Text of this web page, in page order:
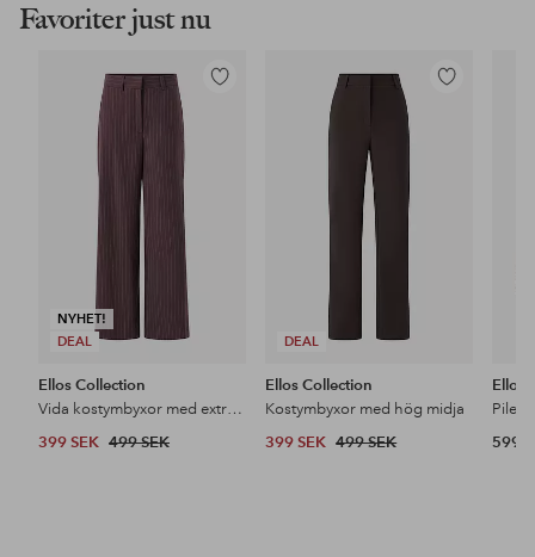
Favoriter just nu
NYHET!
DEAL
Lägg
Ellos Collection
Vida kostymbyxor med extra hög midja
399 SEK 499 SEK
DEAL
Lägg
Ellos Collection
Kostymbyxor med hög midja
399 SEK 499 SEK
Ellos
599